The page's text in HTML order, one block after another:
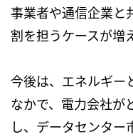
事業者や通信企業と
割を担うケースが増
今後は、エネルギー
なかで、電力会社が
し、データセンター